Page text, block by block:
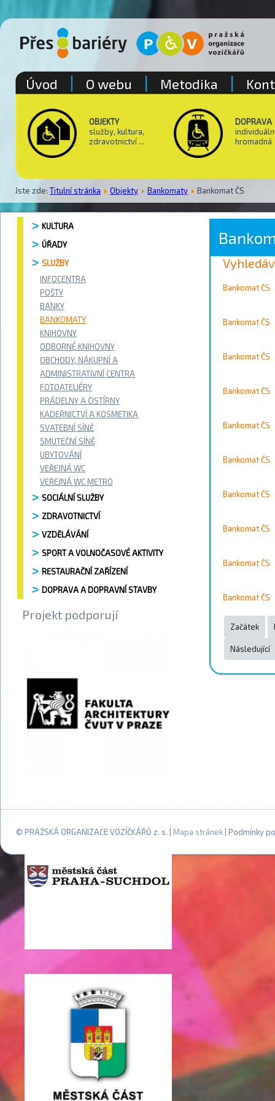
OBJEKTY
služby, kultura,
zdravotnictví ...
DOPRAVA
hromadná
Jste zde: Titulní stránka Objekty Bankomaty Bankomat ČS
Úvod O webu Metodika
KULTURA
ÚŘADY
SLUŽBY
INFOCENTRA
POŠTY
BANKY
BANKOMATY
KNIHOVNY
ODBORNÉ KNIHOVNY
OBCHODY, NÁKUPNÍ A
ADMINISTRATIVNÍ CENTRA
FOTOATELIÉRY
PRÁDELNY A ČISTÍRNY
KADEŘNICTVÍ A KOSMETIKA
SVATEBNÍ SÍNĚ
SMUTEČNÍ SÍNĚ
UBYTOVÁNÍ
VEŘEJNÁ WC
VEŘEJNÁ WC METRO
SOCIÁLNÍ SLUŽBY
ZDRAVOTNICTVÍ
VZDĚLÁVÁNÍ
SPORT A VOLNOČASOVÉ AKTIVITY
RESTAURAČNÍ ZAŘÍZENÍ
DOPRAVA A DOPRAVNÍ STAVBY
Projekt podporují
Vyhledat
Kontakty
Město
Strana
Bankomat ČS
Bankomat ČS
Bankomat ČS
Bankomat ČS
Bankomat ČS
Bankomat ČS
Bankomat ČS
Bankomat ČS
Bankomat ČS
Bankomat ČS
Začátek
Následující
© PRAŽSKÁ ORGANIZACE VOZÍČKÁŘŮ z. s. | Mapa stránek | Podmínky